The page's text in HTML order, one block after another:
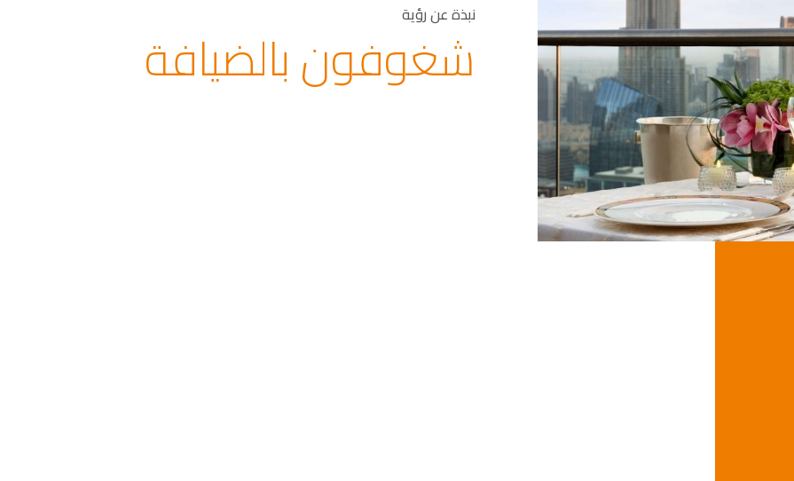
نبذة عن رؤية
شغوفون بالضيافة